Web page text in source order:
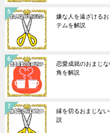
嫌な人を遠ざける
テムを解説
恋愛成就のおまじ
角を解説
縁を切るおまじな
説